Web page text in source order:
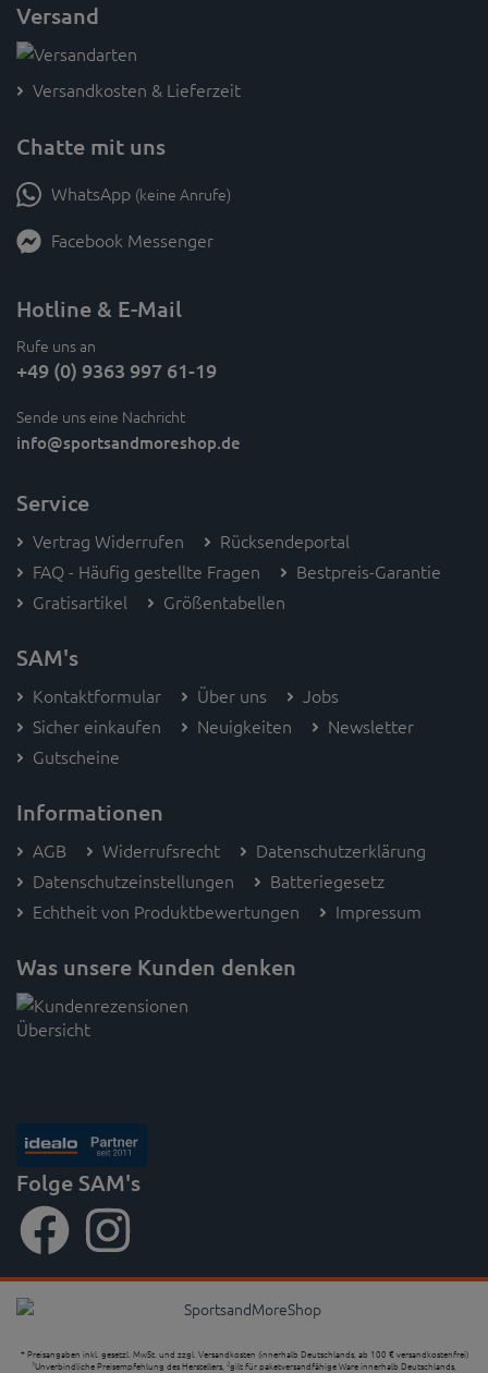
Versand
Versandkosten & Lieferzeit
Chatte mit uns
WhatsApp (keine Anrufe)
Facebook Messenger
Hotline & E-Mail
Rufe uns an
+49 (0) 9363 997 61-19
Sende uns eine Nachricht
info@sportsandmoreshop.de
Service
Vertrag Widerrufen
Rücksendeportal
FAQ - Häufig gestellte Fragen
Bestpreis-Garantie
Gratisartikel
Größentabellen
SAM's
Kontaktformular Über uns
Jobs
Sicher einkaufen
Neuigkeiten
Newsletter
Gutscheine
Informationen
AGB Widerrufsrecht
Datenschutzerklärung
Datenschutzeinstellungen
Batteriegesetz
Echtheit von Produktbewertungen
Impressum
Was unsere Kunden denken
Folge SAM's
* Preisangaben inkl. gesetzl. MwSt. und zzgl. Versandkosten (innerhalb Deutschlands, ab 100 € versandkostenfrei)
1Unverbindliche Preisempfehlung des Herstellers, 2gilt für paketversandfähige Ware innerhalb Deutschlands,